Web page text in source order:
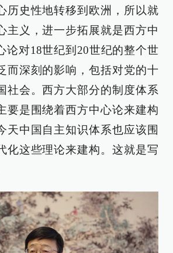
历史性地转移到欧洲，所以就
主义，进一步拓展就是西方中
论对18世纪到20世纪的整个世
而深刻的影响，包括对党的十
社会。西方大部分的制度体系
要是围绕着西方中心论来建构
天中国自主知识体系也应该围
化这些理论来建构。这就是写